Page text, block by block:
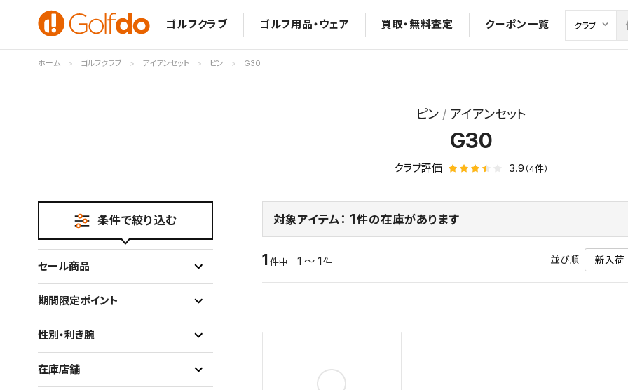
ゴルフクラブ ゴルフ用品・ウェア 買取・無料査定 クーポン一覧
ホーム ゴルフクラブ アイアンセット ピン G30
ピン アイアンセット
G30
クラブ評価 3.9 （4件）
対象アイテム： 1件の在庫があります
1 件中 1 ～ 1 件 並び順
条件で絞り込む
セール商品
期間限定ポイント
性別・利き腕
在庫店舗